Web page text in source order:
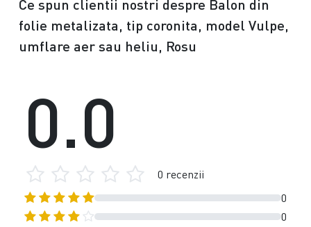
Ce spun clientii nostri despre Balon din
folie metalizata, tip coronita, model Vulpe,
umflare aer sau heliu, Rosu
0
0
0.0
0 recenzii